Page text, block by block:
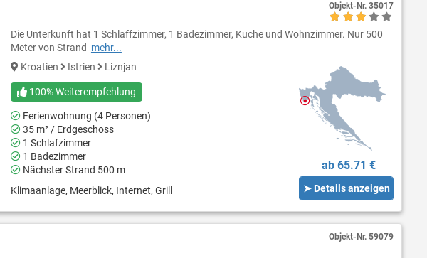
Die Unterkunft hat 1 Schlaffzimmer, 1 Badezimmer, Kuche und Wohnzimmer. Nur 500
Meter von Strand mehr...
Kroatien
Istrien Liznjan
100% Weiterempfehlung
Ferienwohnung (4 Personen)
35 m² / Erdgeschoss
1 Schlafzimmer
1 Badezimmer
Nächster Strand 500 m
Klimaanlage, Meerblick, Internet, Grill
ab 65.71 €
➤ Details anzeigen
Objekt-Nr. 35017
Objekt-Nr. 59079